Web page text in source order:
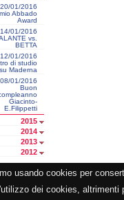
usando cookies per
dei cookies, altrimenti
20/01/2016
Abbado
Award
14/01/2016
vs.
BETTA
12/01/2016
di studio
su Maderna
08/01/2016
Buon
Giacinto-
E.Filippetti
2015
2014
2013
2012
- PI